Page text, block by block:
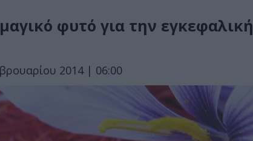
φυτό για την εγκεφαλική
2014 | 06:00